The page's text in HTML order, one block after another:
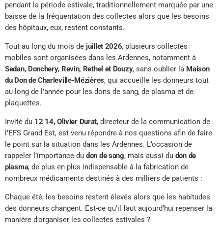
pendant la période estivale, traditionnellement marquée par une
baisse de la fréquentation des collectes alors que les besoins
des hôpitaux, eux, restent constants.
Tout au long du mois de juillet 2026, plusieurs collectes
mobiles sont organisées dans les Ardennes, notamment à
Sedan, Donchery, Revin, Rethel et Douzy, sans oublier la Maison
du Don de Charleville-Mézières, qui accueille les donneurs tout
au long de l’année pour les dons de sang, de plasma et de
plaquettes.
Invité du 12 14, Olivier Durat, directeur de la communication de
l’EFS Grand Est, est venu répondre à nos questions afin de faire
le point sur la situation dans les Ardennes. L’occasion de
rappeler l’importance du don de sang, mais aussi du don de
plasma, de plus en plus indispensable à la fabrication de
nombreux médicaments destinés à des milliers de patients :
Chaque été, les besoins restent élevés alors que les habitudes
des donneurs changent. Est-ce qu’il faut aujourd’hui repenser la
manière d’organiser les collectes estivales ?